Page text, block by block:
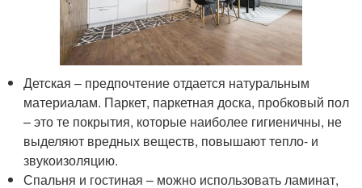
Детская – предпочтение отдается натуральным
материалам. Паркет, паркетная доска, пробковый пол
– это те покрытия, которые наиболее гигиеничны, не
выделяют вредных веществ, повышают тепло- и
звукоизоляцию.
Спальня и гостиная – можно использовать ламинат,